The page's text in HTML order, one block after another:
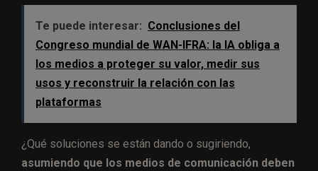
Te puede interesar: Conclusiones del
Congreso mundial de WAN-IFRA: la IA obliga a
los medios a proteger su valor, medir sus
usos y reconstruir la relación con las
plataformas
¿Qué soluciones se están dando o sugiriendo,
asumiendo que los medios de comunicación deben